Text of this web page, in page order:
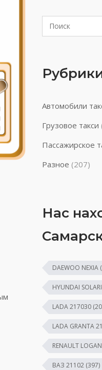
Автомобили
Грузовое такси
Пассажирское
Разное (207)
Нас
DAEWOO NEXIA
HYUNDAI
LADA 217030
LADA GRANTA
RENAULT LOGAN
ВАЗ 21102(397)